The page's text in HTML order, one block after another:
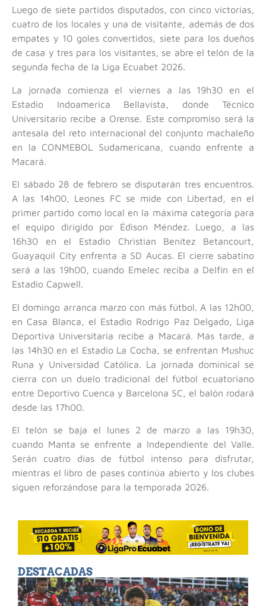
Luego de siete partidos disputados, con cinco victorias,
cuatro de los locales y una de visitante, además de dos
empates y 10 goles convertidos, siete para los dueños
de casa y tres para los visitantes, se abre el telón de la
segunda fecha de la Liga Ecuabet 2026.
La jornada comienza el viernes a las 19h30 en el
Estadio Indoamerica Bellavista, donde Técnico
Universitario recibe a Orense. Este compromiso será la
antesala del reto internacional del conjunto machaleño
en la CONMEBOL Sudamericana, cuando enfrente a
Macará.
El sábado 28 de febrero se disputarán tres encuentros.
A las 14h00, Leones FC se mide con Libertad, en el
primer partido como local en la máxima categoría para
el equipo dirigido por Édison Méndez. Luego, a las
16h30 en el Estadio Christian Benítez Betancourt,
Guayaquil City enfrenta a SD Aucas. El cierre sabatino
será a las 19h00, cuando Emelec reciba a Delfín en el
Estadio Capwell.
El domingo arranca marzo con más fútbol. A las 12h00,
en Casa Blanca, el Estadio Rodrigo Paz Delgado, Liga
Deportiva Universitaria recibe a Macará. Más tarde, a
las 14h30 en el Estadio La Cocha, se enfrentan Mushuc
Runa y Universidad Católica. La jornada dominical se
cierra con un duelo tradicional del fútbol ecuatoriano
entre Deportivo Cuenca y Barcelona SC, el balón rodará
desde las 17h00.
El telón se baja el lunes 2 de marzo a las 19h30,
cuando Manta se enfrente a Independiente del Valle.
Serán cuatro días de fútbol intenso para disfrutar,
mientras el libro de pases continúa abierto y los clubes
siguen reforzándose para la temporada 2026.
DESTACADAS